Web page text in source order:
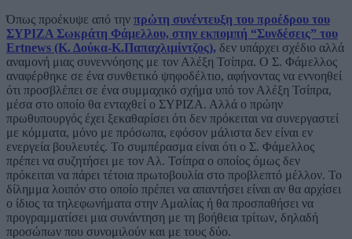
Όπως προέκυψε από την πρώτη συνέντευξη του προέδρου του
ΣΥΡΙΖΑ Σωκράτη Φάμελλου, στην εκπομπή “Συνδέσεις” του
Ertnews (Κ. Δούκα-Κ.Παπαχλιμίντζος), δεν υπάρχει σχέδιο αλλά
αναμονή μιας συνεννόησης με τον Αλέξη Τσίπρα. Ο Σ. Φάμελλος
αναφέρθηκε σε ένα συνθετικό ψηφοδέλτιο, αφήνοντας να εννοηθεί
ότι προσβλέπει σε ένα συμμαχικό σχήμα υπό τον Αλέξη Τσίπρα,
μέσα στο οποίο θα ενταχθεί ο ΣΥΡΙΖΑ. Αλλά ο πρώην
πρωθυπουργός έχει ξεκαθαρίσει ότι δεν πρόκειται να συνεργαστεί
με κόμματα, μόνο με πρόσωπα, εφόσον μάλιστα δεν είναι εν
ενεργεία βουλευτές. Το συμπέρασμα είναι ότι ο Σ. Φάμελλος
πρέπει να συζητήσει με τον Αλ. Τσίπρα ο οποίος όμως δεν
πρόκειται να πάρει τέτοια πρωτοβουλία στο προβλεπτό μέλλον. Το
δίλημμα λοιπόν στο οποίο πρέπει να απαντήσει είναι αν θα αρχίσει
ο ίδιος τα τηλεφωνήματα στην Αμαλίας ή θα προσπαθήσει να
προγραμματίσει μια συνάντηση με τη βοήθεια τρίτων, δηλαδή
προσώπων που συνομιλούν και με τους δύο.